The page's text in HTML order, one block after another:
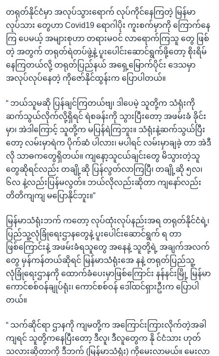
တရုတ်နိုင်ငံမှာ အလုပ်သွားရောက် လုပ်ကိုင်နေကြတဲ့ မြန်မာ
လုပ်သား တွေဟာ Covid19 ရောဂါပိုး ကူးစက်မှာကို ကြောက်နေ
ကြ ပေမယ့် အများစုဟာ တရားမဝင် လာရောက်ကြသူ တွေ ဖြစ်
တဲ့ အတွက် တရုတ်ရဲတပ်ဖွဲ့နဲ့ ပူးပေါင်းဆောင်ရွက်ဖို့တော့ စိုးရိမ်
နေကြတယ်လို့ တရုတ်ပြည်နယ် အရှေ့မြောက်ပိုင်း ဒေသမှာ
အလုပ်လုပ်နေတဲ့ ကိုဇော်နိုင်ထွန်းက ပြောပါတယ်။
“ ဘယ်သူမဆို ပြန်ချင်ကြတယ်ဗျ၊ ဒါပေမဲ့ သူတို့က သံရုံးကို
ဆက်သွယ်လိုက်လို့ရှိရင် ရဲစခန်းကို သွားပြီးတော့ အဖမ်းခံ ခိုင်း
မှာ၊ အဲဒါကြောင့် သူတို့က မပြန်ရဲကြဘူး။ သံရုံးနဲ့ဆက်သွယ်ပြီး
တော့ လမ်းမှာရဲက ပိုက်ဆံ ပါလား၊ မပါရင် လမ်းမှာချခဲ့ တာ အဲဒီ
လို သာဓကတွေရှိတယ်။ ကျနော့သူငယ်ချင်းတွေ မိသွားတဲ့သူ
တွေဆိုရင်လည်း တချို့ဆို ပြန်လွတ်လာကြပြီ၊ တချို့ဆို ၅လ၊
၆လ နဲ့လည်းပြန်မလွတ်။ ဘယ်လိုလည်းဆိုတာ ကျနော်လည်း
တိတိကျကျ မပြောနိုင်ဘူး။”
မြန်မာသံရုံးဘက် ကတော့ လုပ်ထုံးလုပ်နည်းအရ တရုတ်နိုင်ငံရဲ့၊
ပြည်သူ့လုံခြုံရေးဌာနတွေနဲ့ ပူးပေါင်းဆောင်ရွက် ရ တာ
ဖြစ်ကြောင်းနဲ့ အဖမ်းခံရသူတွေ အနေနဲ့ သူတို့ရဲ့ အချက်အလက်
တွေ မှန်ကန်တယ်ဆိုရင် မြန်မာသံရုံးအေ နနဲ့ တရုတ်ပြည်သူ့
လုံခြုံရေးဌာနကို ထောက်ခံပေးမှာဖြစ်ကြောင်း နန်နင်းမြို့ မြန်မာ
ကောင်စစ်ဝန်ချုပ်ရုံး၊ ကောင်စစ်ဝန် ဒေါ်ထင်ရှားဦးက ပြောပါ
တယ်။
“ သက်ဆိုင်ရာ ဌာနကို ကျမတို့က အကြောင်းကြားလိုက်တဲ့အခါ
ကျရင် သူတို့ကနေပြီးတော့ ဒီလူ၊ ဒီလူတွေက နို င်ငံသား ဟုတ်
သလားဆိုတာကို ဒီဘက် (မြန်မာသံရုံး) ကိုမေးလာမယ်။ မေးလာ